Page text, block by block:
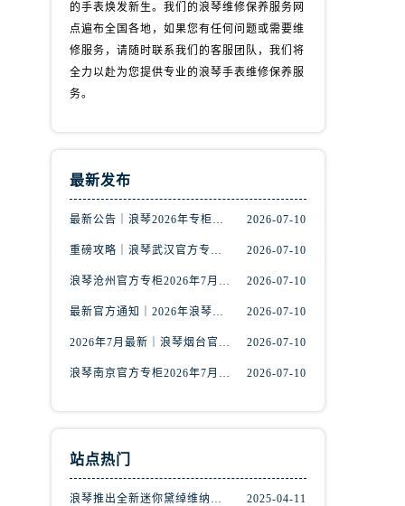
的手表焕发新生。我们的浪琴维修保养服务网
点遍布全国各地，如果您有任何问题或需要维
修服务，请随时联系我们的客服团队，我们将
全力以赴为您提供专业的浪琴手表维修保养服
务。
最新发布
最新公告｜浪琴2026年专柜客户服务热线中国区7月（含核验攻略） 2026-07-10
重磅攻略｜浪琴武汉官方专柜2026年7月客户服务电话权威核验 2026-07-10
浪琴沧州官方专柜2026年7月最新客服电话｜门店信息+服务攻略 2026-07-10
最新官方通知｜2026年浪琴乌鲁木齐专柜服务信息整合，客服热线7月已更新 2026-07-10
2026年7月最新｜浪琴烟台官方专柜客户服务热线全攻略，门店信息一网打尽 2026-07-10
浪琴南京官方专柜2026年7月服务升级｜客户热线+门店信息重磅公示 2026-07-10
站点热门
浪琴推出全新迷你黛绰维纳系列间金腕表 2025-04-11